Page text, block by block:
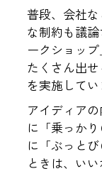
普段、会社
な制約も議
ークショッ
たくさん出
を実施してい
アイディア
に「乗っか
に「ぶっと
ときは、い